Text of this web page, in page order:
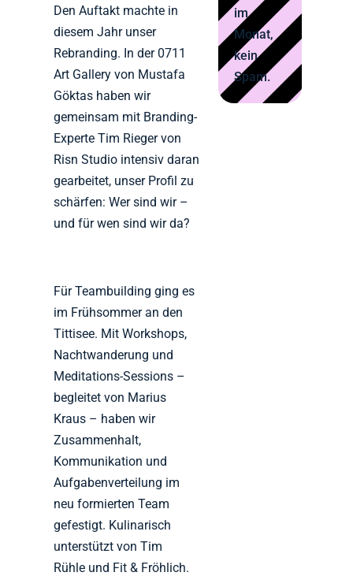
Den Auftakt machte in
diesem Jahr unser
Rebranding. In der 0711
Art Gallery von Mustafa
Göktas haben wir
gemeinsam mit Branding-
Experte Tim Rieger von
Risn Studio intensiv daran
gearbeitet, unser Profil zu
schärfen: Wer sind wir –
und für wen sind wir da?
Für Teambuilding ging es
im Frühsommer an den
Tittisee. Mit Workshops,
Nachtwanderung und
Meditations-Sessions –
begleitet von Marius
Kraus – haben wir
Zusammenhalt,
Kommunikation und
Aufgabenverteilung im
neu formierten Team
gefestigt. Kulinarisch
unterstützt von Tim
Rühle und Fit & Fröhlich.
im
Monat,
kein
Spam.